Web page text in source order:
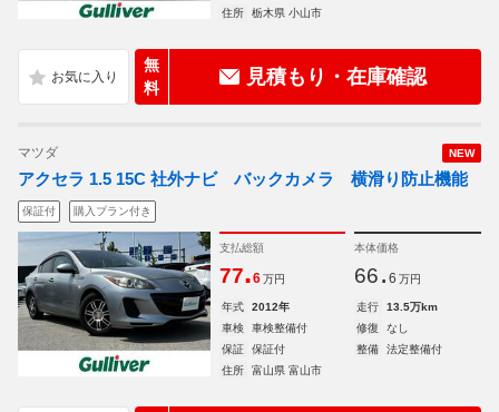
住所
栃木県 小山市
無
料
見積もり・在庫確認
NEW
マツダ
アクセラ 1.5 15C 社外ナビ バックカメラ 横滑り防止機能
保証付 購入プラン付き
支払総額
77.6 万円
本体価格
66. 6 万円
年式 2012年 走行
13.5万km
車検
車検整備付 修復
なし
保証
保証付 整備
法定整備付
住所
富山県 富山市